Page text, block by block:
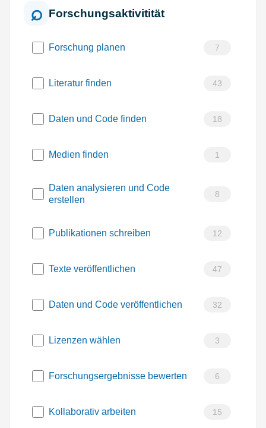
Forschungsaktivitität
Forschung planen 7
Literatur finden 43
Daten und Code finden 18
Medien finden 1
Daten analysieren und Code
erstellen
8
Publikationen schreiben 12
Texte veröffentlichen 47
Daten und Code veröffentlichen 32
Lizenzen wählen 3
Forschungsergebnisse bewerten 6
Kollaborativ arbeiten 15